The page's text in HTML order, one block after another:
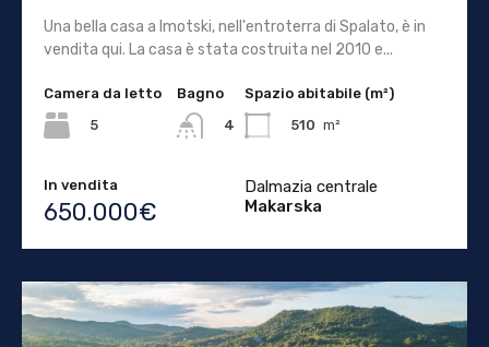
Una bella casa a Imotski, nell'entroterra di Spalato, è in
vendita qui. La casa è stata costruita nel 2010 e...
Camera da letto
5
Bagno
4
Spazio abitabile (m²)
510 m²
In vendita
650.000€
Dalmazia centrale
Makarska